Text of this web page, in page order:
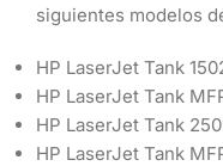
siguientes modelos
HP LaserJet Tank
HP LaserJet Tank
HP LaserJet Tank
HP LaserJet Tank